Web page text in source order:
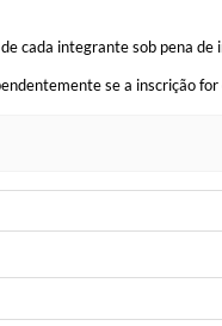
cada integrante sob pena
se a inscrição